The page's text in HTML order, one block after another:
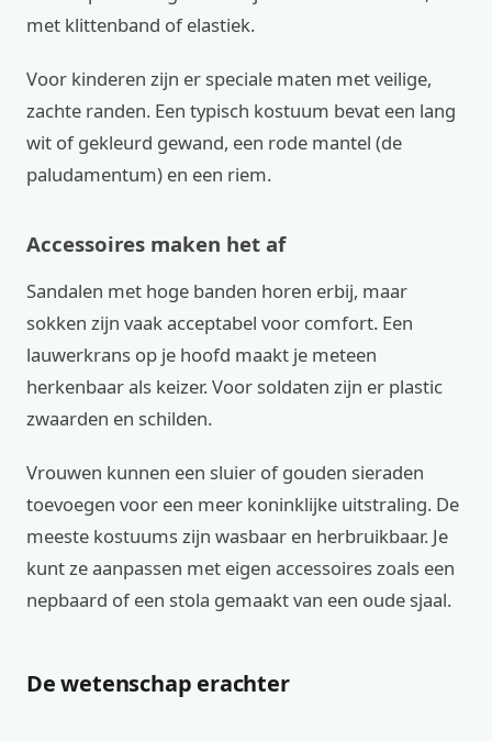
met klittenband of elastiek.
Voor kinderen zijn er speciale maten met veilige,
zachte randen. Een typisch kostuum bevat een lang
wit of gekleurd gewand, een rode mantel (de
paludamentum) en een riem.
Accessoires maken het af
Sandalen met hoge banden horen erbij, maar
sokken zijn vaak acceptabel voor comfort. Een
lauwerkrans op je hoofd maakt je meteen
herkenbaar als keizer. Voor soldaten zijn er plastic
zwaarden en schilden.
Vrouwen kunnen een sluier of gouden sieraden
toevoegen voor een meer koninklijke uitstraling. De
meeste kostuums zijn wasbaar en herbruikbaar. Je
kunt ze aanpassen met eigen accessoires zoals een
nepbaard of een stola gemaakt van een oude sjaal.
De wetenschap erachter